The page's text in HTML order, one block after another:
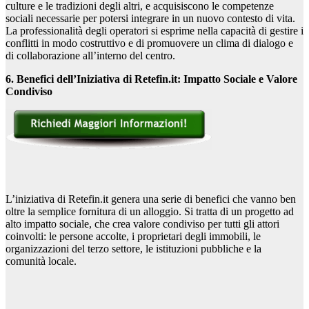
culture e le tradizioni degli altri, e acquisiscono le competenze
sociali necessarie per potersi integrare in un nuovo contesto di vita.
La professionalità degli operatori si esprime nella capacità di gestire i
conflitti in modo costruttivo e di promuovere un clima di dialogo e
di collaborazione all’interno del centro.
6. Benefici dell’Iniziativa di Retefin.it: Impatto Sociale e Valore
Condiviso
L’iniziativa di Retefin.it genera una serie di benefici che vanno ben
oltre la semplice fornitura di un alloggio. Si tratta di un progetto ad
alto impatto sociale, che crea valore condiviso per tutti gli attori
coinvolti: le persone accolte, i proprietari degli immobili, le
organizzazioni del terzo settore, le istituzioni pubbliche e la
comunità locale.